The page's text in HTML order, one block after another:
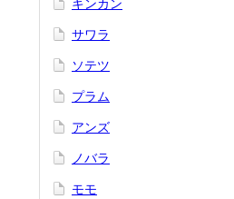
キンカン
サワラ
ソテツ
プラム
アンズ
ノバラ
モモ